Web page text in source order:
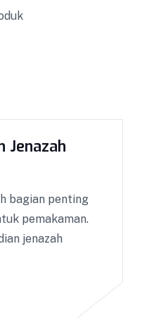
Jenazah
bagian penting
pemakaman.
jenazah